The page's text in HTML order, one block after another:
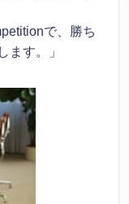
で、勝ち
ます。」